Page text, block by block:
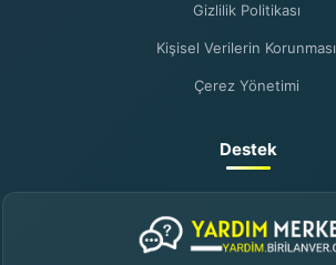
Gizlilik Politikası
Kişisel Verilerin Korunması
Çerez Yönetimi
Destek